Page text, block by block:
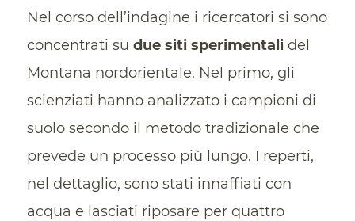
Nel corso dell’indagine i ricercatori si sono
concentrati su due siti sperimentalidel
Montana nordorientale. Nel primo, gli
scienziati hanno analizzato i campioni di
suolo secondo il metodo tradizionale che
prevede un processo più lungo. I reperti,
nel dettaglio, sono stati innaffiati con
acqua e lasciati riposare per quattro